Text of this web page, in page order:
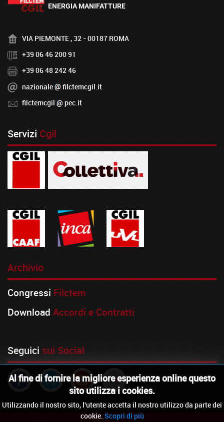
VIA PIEMONTE , 32 - 00187 ROMA
+39 06 46 200 91
+39 06 48 242 46
nazionale
filctemcgil.it
filctemcgil
pec.it
Al fine di fornire la migliore esperienza online questo
sito utilizza i cookies.
Utilizzando il nostro sito, l'utente accetta il nostro utilizzo da parte dei
cookie. Scopri di più
ServiziCgil
Archivio
Congressi Filctem
Download Accordi e Contratti
Seguicisui Social